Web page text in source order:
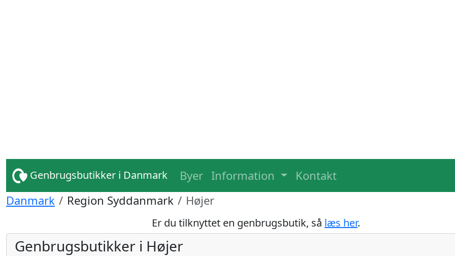
Genbrugsbutikker i Danmark Byer Information Kontakt
Danmark
Region Syddanmark Højer
Er du tilknyttet en genbrugsbutik, så læs her.
Genbrugsbutikker i Højer